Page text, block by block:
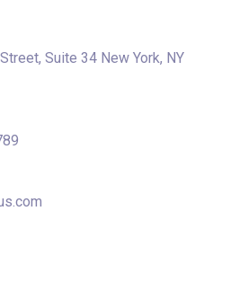
Suite 34 New York, NY